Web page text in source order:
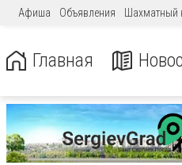
Афиша Объявления Шахматный
Главная